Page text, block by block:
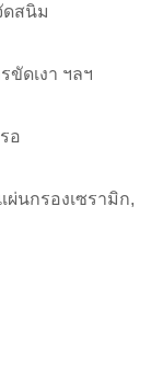
ดสนิม
ขัดเงา ฯลฯ
อ
นกรองเซรามิก,